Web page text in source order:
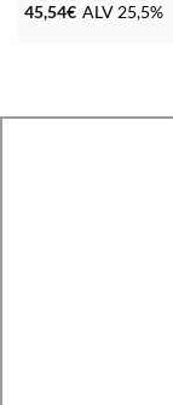
45,54€ ALV 25,5%